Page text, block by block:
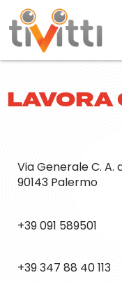
LAVORA
Via Generale C. A.
90143 Palermo
+39 091 589501
+39 347 88 40 113